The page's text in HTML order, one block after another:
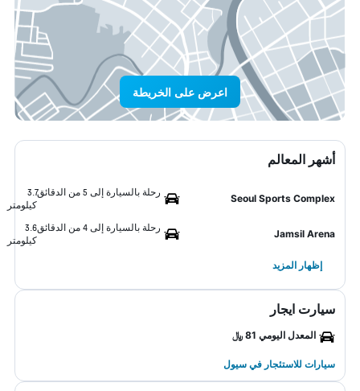
اعرض على الخريطة
أشهر المعالم
Seoul Sports Complex
رحلة بالسيارة إلى 5 من الدقائق
3.7
كيلومتر
Jamsil Arena
رحلة بالسيارة إلى 4 من الدقائق
3.6
كيلومتر
إظهار المزيد
سيارت ايجار
المعدل اليومي 81 ﷼
سيارات للاستئجار في سيول